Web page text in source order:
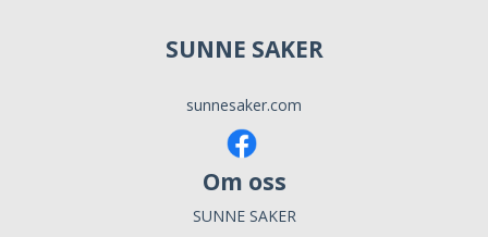
SUNNE SAKER
sunnesaker.com
Om oss
SUNNE SAKER